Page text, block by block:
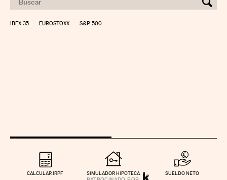
IBEX 35 EUROSTOXX S&P 500
CALCULAR IRPF SIMULADOR HIPOTECA SUELDO NETO